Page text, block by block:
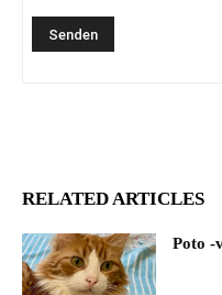
RELATED ARTICLES
Poto -